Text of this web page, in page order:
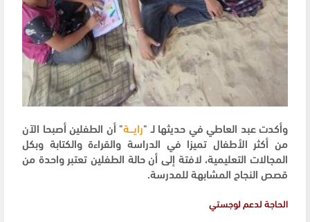
وأكدت عبد العاطي في حديثها لـ "رايـــة" أن الطفلين أصبحا الآن
من أكثر الأطفال تميزا في الدراسة والقراءة والكتابة وبكل
المجالات التعليمية، لافتة إلى أن حالة الطفلين تعتبر واحدة من
قصص النجاح المشابهة للمدرسة.
الحاجة لدعم لوجستي